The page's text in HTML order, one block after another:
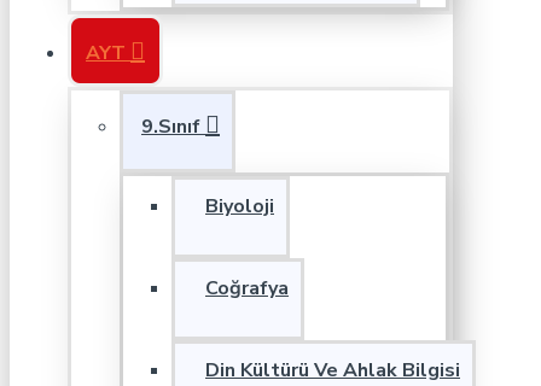
AYT
9.Sınıf
Biyoloji
Coğrafya
Din Kültürü Ve Ahlak Bilgisi